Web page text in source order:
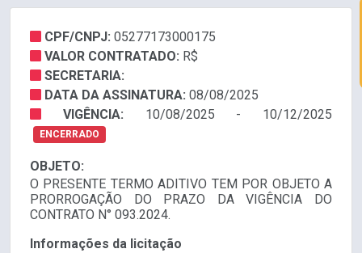
CPF/CNPJ: 05277173000175
VALOR CONTRATADO: R$
SECRETARIA:
DATA DA ASSINATURA: 08/08/2025
VIGÊNCIA: 10/08/2025 - 10/12/2025
ENCERRADO
OBJETO:
O PRESENTE TERMO ADITIVO TEM POR OBJETO A
PRORROGAÇÃO DO PRAZO DA VIGÊNCIA DO
CONTRATO N° 093.2024.
Informações da licitação